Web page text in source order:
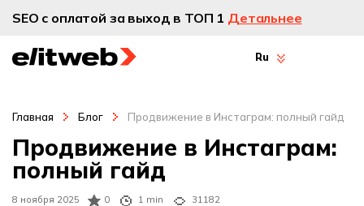
SEO с оплатой за выход в ТОП 1 Детальнее
Ru
Главная Блог Продвижение в Инстаграм: полный гайд
8 ноября 2025 0 1 min 31182
Продвижение в Инстаграм:
полный гайд